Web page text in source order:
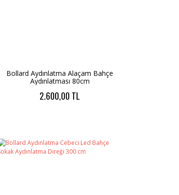
Bollard Aydınlatma Alaçam Bahçe
Aydınlatması 80cm
2.600,00 TL